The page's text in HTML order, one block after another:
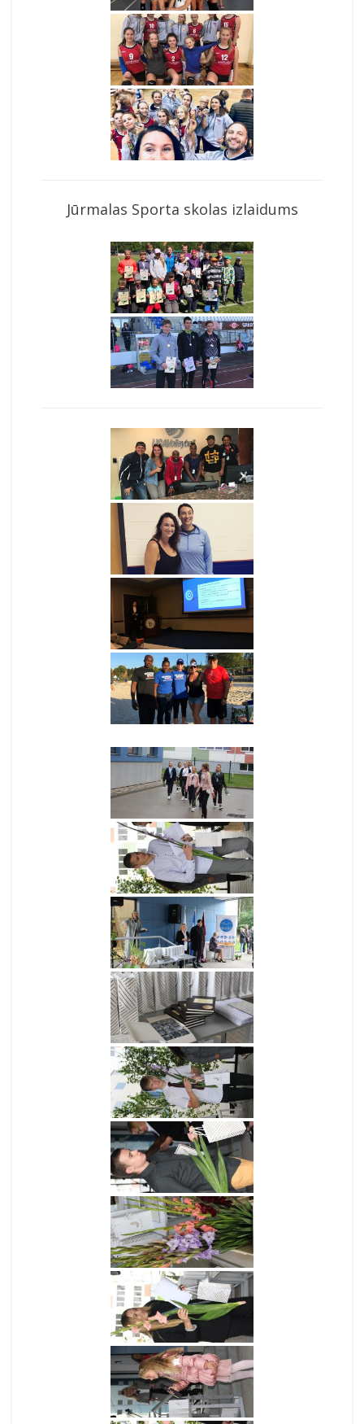
Jūrmalas Sporta skolas izlaidums